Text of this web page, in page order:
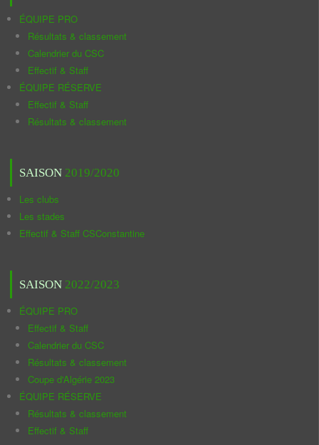
ÉQUIPE PRO
Résultats & classement
Calendrier du CSC
Effectif & Staff
ÉQUIPE RÉSERVE
Effectif & Staff
Résultats & classement
SAISON 2019/2020
Les clubs
Les stades
Effectif & Staff CSConstantine
SAISON 2022/2023
ÉQUIPE PRO
Effectif & Staff
Calendrier du CSC
Résultats & classement
Coupe d'Algérie 2023
ÉQUIPE RÉSERVE
Résultats & classement
Effectif & Staff